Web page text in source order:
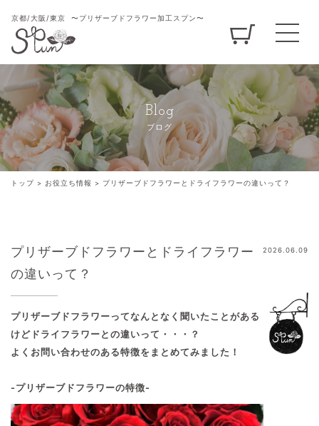
京都/大阪/東京 〜プリザーブドフラワー加工スプン〜
Blog
ブログ
トップ > お役立ち情報 > プリザーブドフラワーとドライフラワーの違いって？
プリザーブドフラワーとドライフラワー
の違いって？
2026.06.09
プリザーブドフラワーってなんとなく聞いたことがある
けどドライフラワーとの違いって・・・？
よくお問い合わせのある特徴をまとめてみました！
-プリザーブドフラワーの特徴-